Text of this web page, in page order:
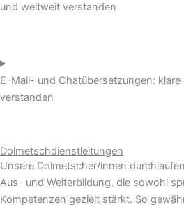
und weltweit verstanden
E-Mail- und Chatübersetzungen:
verstanden
Dolmetschdienstleitungen
Unsere Dolmetscher/innen
Aus- und Weiterbildung, die sowohl
Kompetenzen gezielt stärkt. So